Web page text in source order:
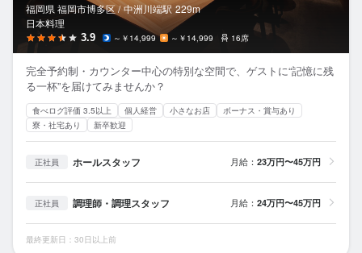
福岡県 福岡市博多区 / 中洲川端駅 229m
日本料理
3.9 ～￥14,999 ～￥14,999 16席
完全予約制・カウンター中心の特別な空間で、ゲストに“記憶に残
る一杯”を届けてみませんか？
食べログ評価 3.5以上 個人経営 小さなお店
ボーナス・賞与あり
寮・社宅あり
新卒歓迎
正社員 ホールスタッフ 月給： 23万円〜45万円
正社員 調理師・調理スタッフ 月給： 24万円〜45万円
最終更新日：30日以上前